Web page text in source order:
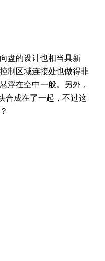
盘的设计也相当具新
制区域连接处也做得非
浮在空中一般。另外，
合成在了一起，不过这